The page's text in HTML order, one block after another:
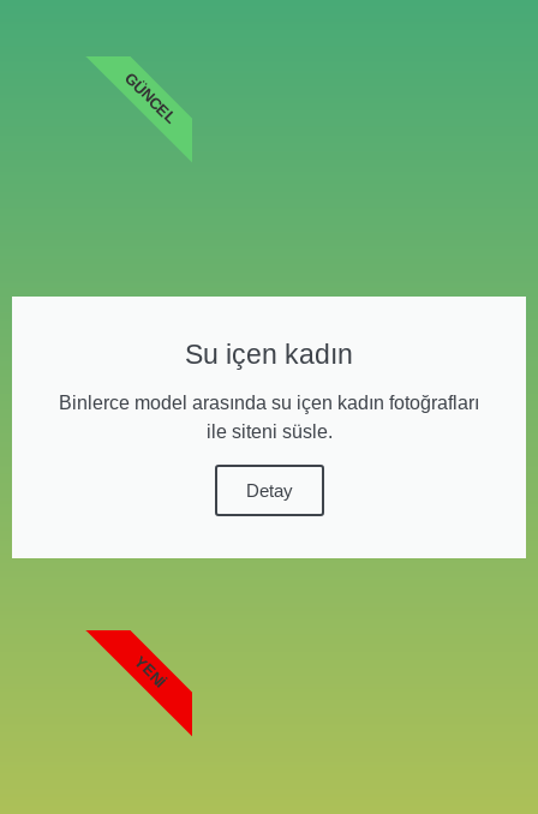
Su içen kadın
Binlerce model arasında su içen kadın fotoğrafları
ile siteni süsle.
Detay
GÜNCEL
YENI